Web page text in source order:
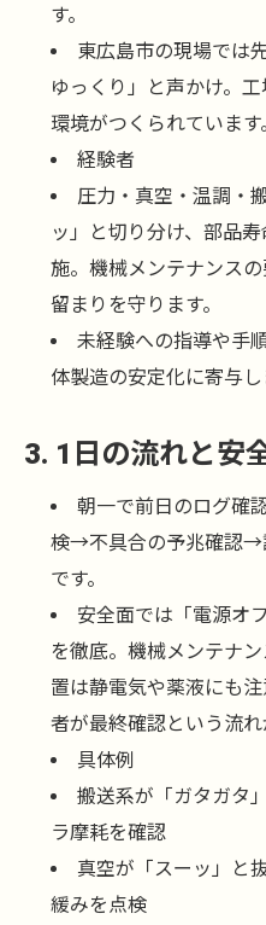
す。
東広島市の現場では
ゆっくり」と声かけ。
環境がつくられています
経験者
圧力・真空・温調・
ッ」と切り分け、部品
施。機械メンテナンス
留まりを守ります。
未経験への指導や手
体製造の安定化に寄与し
3. 1日の流れと安
朝一で前日のログ確
検→不具合の予兆確認→
です。
安全面では「電源オ
を徹底。機械メンテナ
置は静電気や薬液にも
者が最終確認という流れ
具体例
搬送系が「ガタガタ
ラ摩耗を確認
真空が「スーッ」と
緩みを点検